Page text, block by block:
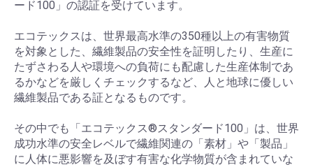
ード100」の認証を受けています。
エコテックスは、世界最高水準の350種以上の有害物質
を対象とした、繊維製品の安全性を証明したり、生産に
たずさわる人や環境への負荷にも配慮した生産体制であ
るかなどを厳しくチェックするなど、人と地球に優しい
繊維製品である証となるものです。
その中でも「エコテックス®スタンダード100」は、世界
成功水準の安全レベルで繊維関連の「素材」や「製品」
に人体に悪影響を及ぼす有害な化学物質が含まれていな